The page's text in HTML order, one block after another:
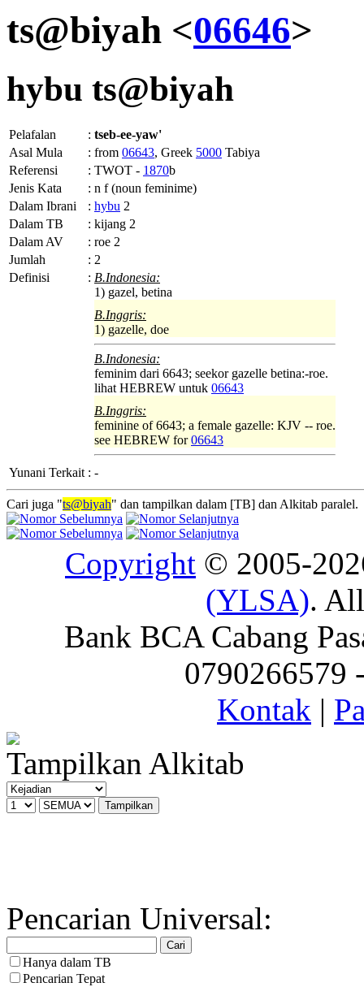
ts@biyah <06646>
hybu ts@biyah
Pelafalan : tseb-ee-yaw'
Asal Mula
: from 06643, Greek 5000 Tabiya
Referensi
: TWOT - 1870b
Jenis Kata
: n f (noun feminime)
Dalam Ibrani
: hybu 2
Dalam TB
: kijang 2
Dalam AV
: roe 2
Jumlah
: 2
Definisi
: B.Indonesia:
1) gazel, betina
B.Inggris:
1) gazelle, doe
B.Indonesia:
feminim dari 6643; seekor gazelle betina:-roe.
lihat HEBREW untuk 06643
B.Inggris:
feminine of 6643; a female gazelle: KJV -- roe.
see HEBREW for06643
Yunani Terkait : -
Cari juga "ts@biyah" dan tampilkan dalam [TB] dan Alkitab paralel.
Copyright © 2005-
(YLSA).
Bank BCA Cabang
0790266579
Kontak |
Tampilkan Alkitab
Pencarian Universal:
Hanya dalam TB
Pencarian Tepat